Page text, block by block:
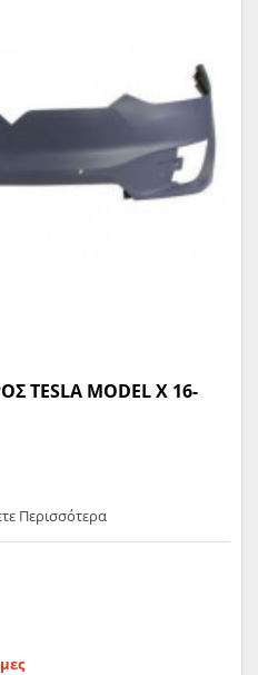
MODEL X 16-
Περισσότερα